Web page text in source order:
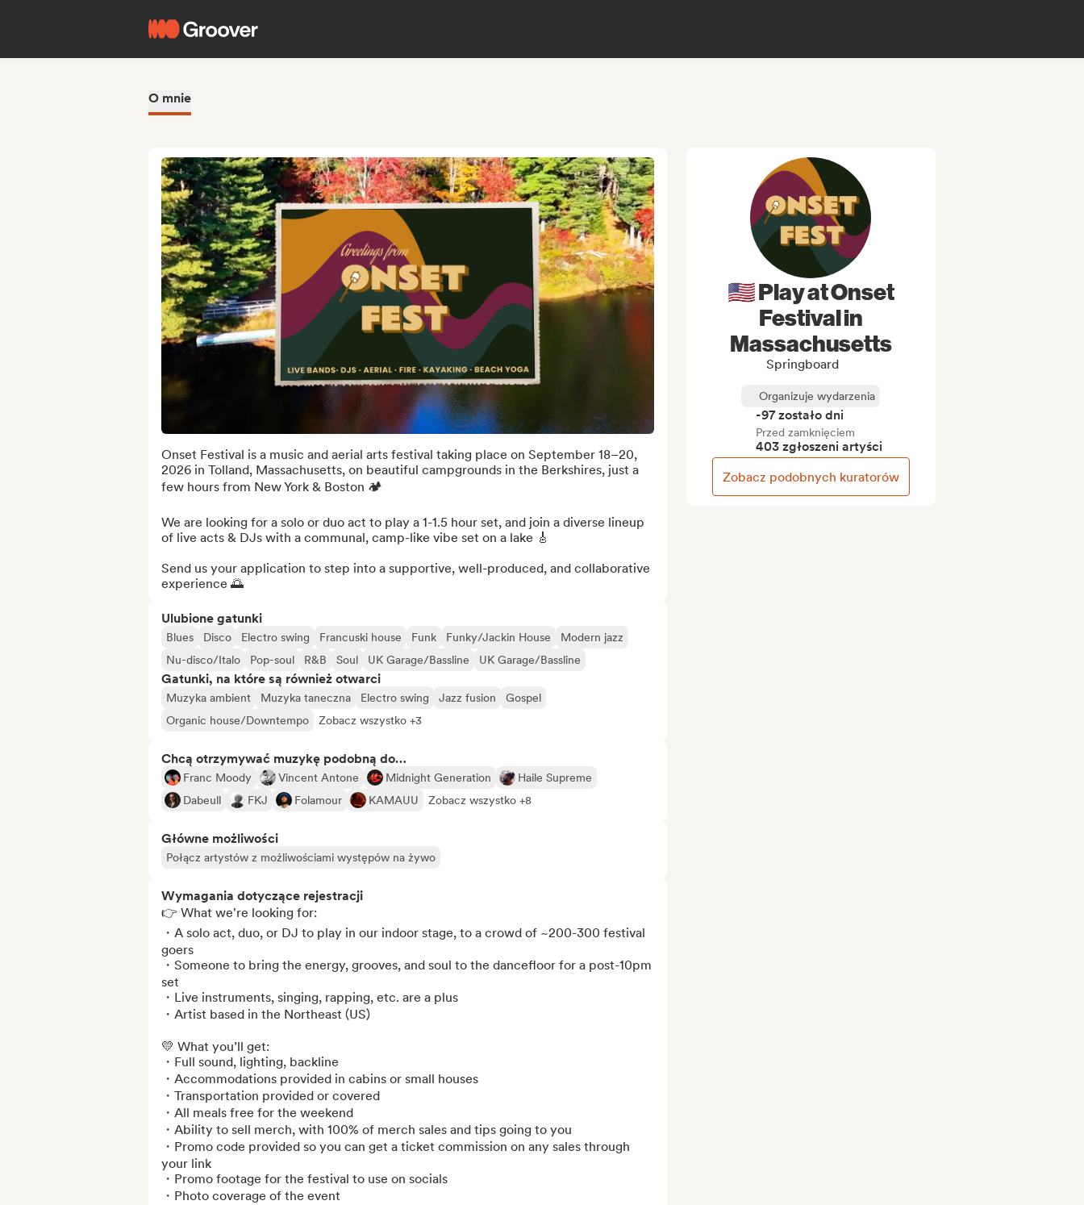
O mnie
Onset Festival is a music and aerial arts festival taking place on September 18–20,
2026 in Tolland, Massachusetts, on beautiful campgrounds in the Berkshires, just a
few hours from New York & Boston 🏕️
We are looking for a solo or duo act to play a 1-1.5 hour set, and join a diverse lineup
of live acts & DJs with a communal, camp-like vibe set on a lake 🎸
Send us your application to step into a supportive, well-produced, and collaborative
experience 🌅
Ulubione gatunki
Blues Disco Electro swing Francuski house Funk Funky/Jackin House
Modern jazz
Nu-disco/Italo
Pop-soul R&B Soul UK Garage/Bassline UK Garage/Bassline
Gatunki, na które są również otwarci
Muzyka ambient Muzyka taneczna Electro swing Jazz fusion
Gospel
Organic house/Downtempo
Zobacz wszystko +3
Chcą otrzymywać muzykę podobną do…
Franc Moody Vincent Antone Midnight Generation
Haile Supreme
Dabeull
FKJ Folamour KAMAUU Zobacz wszystko +8
Główne możliwości
Połącz artystów z możliwościami występów na żywo
Wymagania dotyczące rejestracji
👉 What we're looking for:
・A solo act, duo, or DJ to play in our indoor stage, to a crowd of ~200-300 festival
goers
・Someone to bring the energy, grooves, and soul to the dancefloor for a post-10pm
set
・Live instruments, singing, rapping, etc. are a plus
・Artist based in the Northeast (US)
💛 What you’ll get:
・⁠Full sound, lighting, backline
・Accommodations provided in cabins or small houses
・Transportation provided or covered
・All meals free for the weekend
・⁠Ability to sell merch, with 100% of merch sales and tips going to you
・⁠Promo code provided so you can get a ticket commission on any sales through
your link
・Promo footage for the festival to use on socials
・Photo coverage of the event
🇺🇸 Play at Onset
Festival in
Massachusetts
Springboard
Organizuje wydarzenia
-97 zostało dni
Przed zamknięciem
403 zgłoszeni artyści
Zobacz podobnych kuratorów